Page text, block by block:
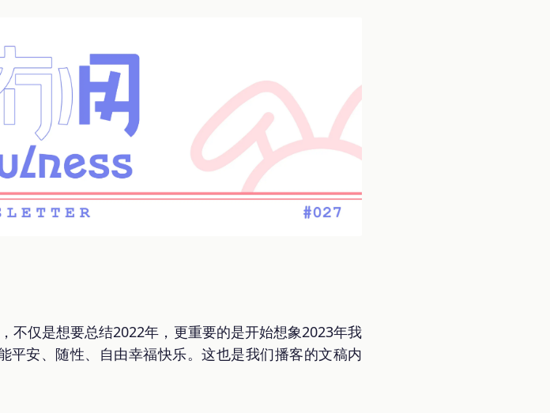
不仅是想要总结2022年，更重要的是开始想象2023年我
安、随性、自由幸福快乐。这也是我们播客的文稿内